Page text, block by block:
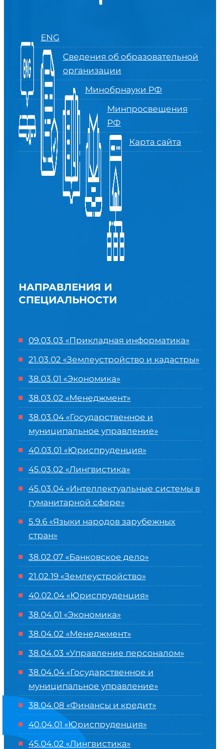
ENG
Сведения об образовательной
организации
Минобрнауки РФ
Минпросвещения
РФ
Карта сайта
НАПРАВЛЕНИЯ И
СПЕЦИАЛЬНОСТИ
09.03.03 «Прикладная информатика»
21.03.02 «Землеустройство и кадастры»
38.03.01 «Экономика»
38.03.02 «Менеджмент»
38.03.04 «Государственное и
муниципальное управление»
40.03.01 «Юриспруденция»
45.03.02 «Лингвистика»
45.03.04 «Интеллектуальные системы в
гуманитарной сфере»
5.9.6 «Языки народов зарубежных
стран»
38.02.07 «Банковское дело»
21.02.19 «Землеустройство»
40.02.04 «Юриспруденция»
38.04.01 «Экономика»
38.04.02 «Менеджмент»
38.04.03 «Управление персоналом»
38.04.04 «Государственное и
муниципальное управление»
38.04.08 «Финансы и кредит»
40.04.01 «Юриспруденция»
45.04.02 «Лингвистика»